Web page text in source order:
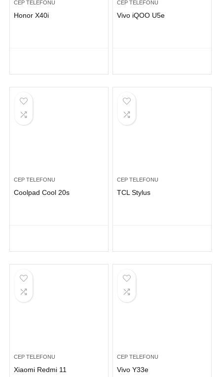
CEP TELEFONU
Honor X40i
CEP TELEFONU
Vivo iQOO U5e
CEP TELEFONU
Coolpad Cool 20s
CEP TELEFONU
TCL Stylus
CEP TELEFONU
Xiaomi Redmi 11
CEP TELEFONU
Vivo Y33e